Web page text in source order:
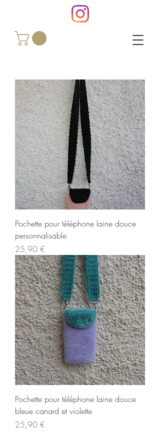
Pochette pour téléphone laine douce
personnalisable
Prix
25,90 €
Pochette pour téléphone laine douce
bleue canard et violette
Prix
25,90 €